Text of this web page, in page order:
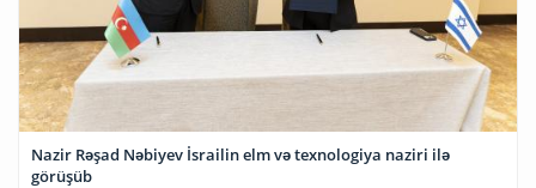
Nazir Rəşad Nəbiyev İsrailin elm və texnologiya naziri ilə
görüşüb